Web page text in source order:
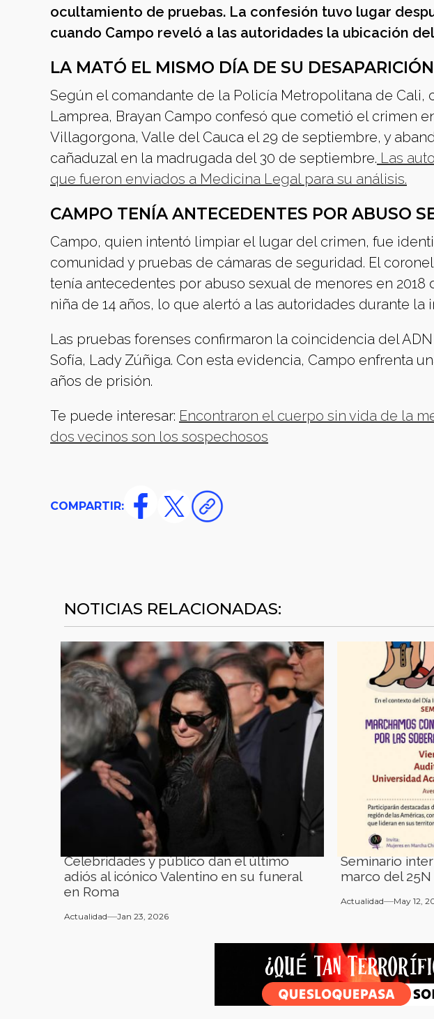
ocultamiento de pruebas. La confesión tuvo lugar
cuando Campo reveló a las autoridades la ubicación
LA MATÓ EL MISMO DÍA DE SU DESAPARICIÓN
Según el comandante de la Policía Metropolitana de Cali,
Lamprea, Brayan Campo confesó que cometió el crimen
Villagorgona, Valle del Cauca el 29 de septiembre, y
cañaduzal en la madrugada del 30 de septiembre. Las
que fueron enviados a Medicina Legal para su análisis.
CAMPO TENÍA ANTECEDENTES POR ABUSO
Campo, quien intentó limpiar el lugar del crimen, fue
comunidad y pruebas de cámaras de seguridad. El
tenía antecedentes por abuso sexual de menores en
niña de 14 años, lo que alertó a las autoridades durante la
Las pruebas forenses confirmaron la coincidencia del
Sofía, Lady Zúñiga. Con esta evidencia, Campo enfrenta
años de prisión.
Te puede interesar: Encontraron el cuerpo sin vida de la
dos vecinos son los sospechosos
COMPARTIR:
NOTICIAS RELACIONADAS:
Celebridades y público dan el último
adiós al icónico Valentino en su funeral
en Roma
Actualidad Jan 23, 2026
Seminario
marco del 25N
Actualidad May 12,